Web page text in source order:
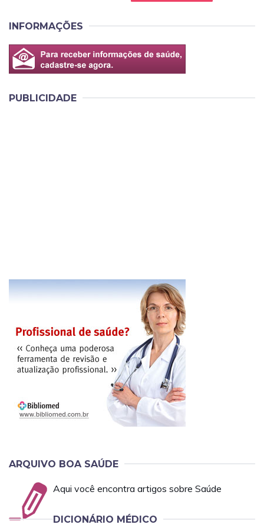
INFORMAÇÕES
PUBLICIDADE
ARQUIVO BOA SAÚDE
Aqui você encontra artigos sobre Saúde
DICIONÁRIO MÉDICO